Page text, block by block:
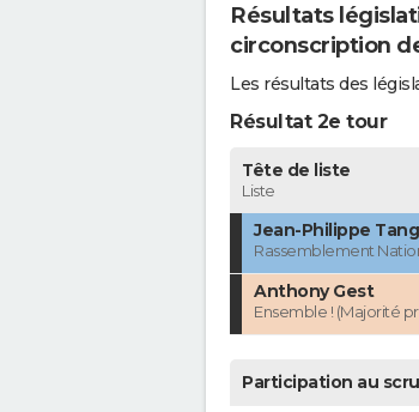
Résultats
circonscription
Les résultats des
Résultat 2e tour
Tête de liste
Liste
Jean-Philippe
Rassemblement
Anthony Gest
Ensemble ! (Majorité
Participation au